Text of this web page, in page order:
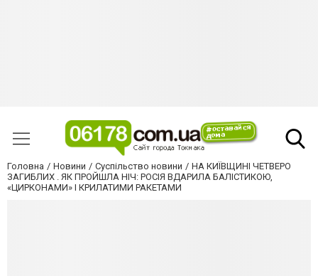
Головна Новини Суспільство новини
НА КИЇВЩИНІ ЧЕТВЕРО
ЗАГИБЛИХ . ЯК ПРОЙШЛА НІЧ: РОСІЯ ВДАРИЛА БАЛІСТИКОЮ,
«ЦИРКОНАМИ» І КРИЛАТИМИ РАКЕТАМИ